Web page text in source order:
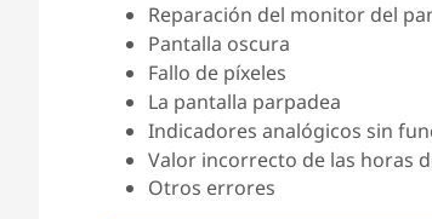
Reparación del monitor del
Pantalla oscura
Fallo de píxeles
La pantalla parpadea
Indicadores analógicos sin
Valor incorrecto de las horas
Otros errores